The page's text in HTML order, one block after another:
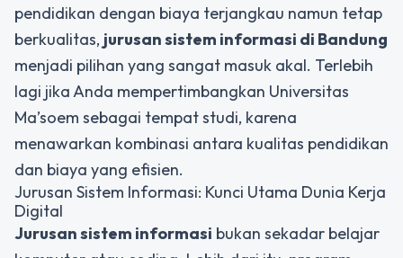
pendidikan dengan biaya terjangkau namun tetap
berkualitas, jurusan sistem informasi di Bandung
menjadi pilihan yang sangat masuk akal. Terlebih
lagi jika Anda mempertimbangkan Universitas
Ma’soem sebagai tempat studi, karena
menawarkan kombinasi antara kualitas pendidikan
dan biaya yang efisien.
Jurusan Sistem Informasi: Kunci Utama Dunia Kerja
Digital
Jurusan sistem informasi bukan sekadar belajar